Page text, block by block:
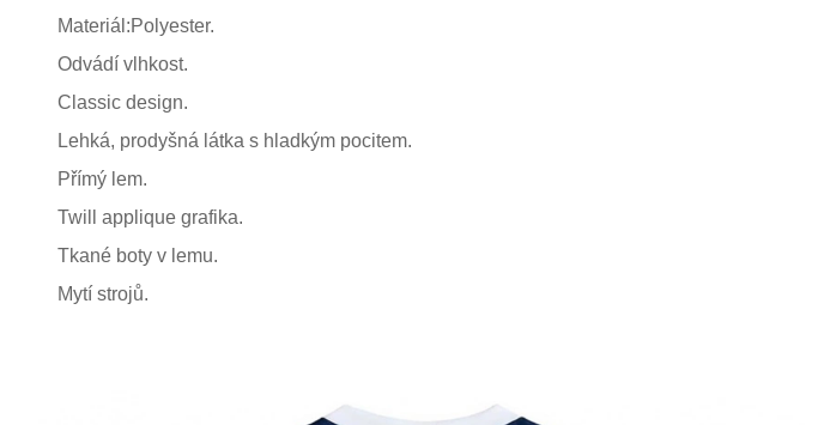
Materiál:Polyester.
Odvádí vlhkost.
Classic design.
Lehká, prodyšná látka s hladkým pocitem.
Přímý lem.
Twill applique grafika.
Tkané boty v lemu.
Mytí strojů.